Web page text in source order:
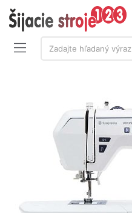
Vyhľadávanie:
Zadajte hľadaný výraz